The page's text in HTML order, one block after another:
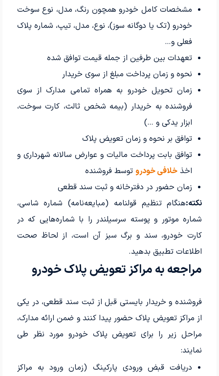
مشخصات کامل خودرو همچون رنگ، مدل، نوع سوخت
خودرو (تک یا دوگانه سوز)، نوع، مدل، تیپ، شماره پلاک
فعلی و…
تعهدات بین طرفین از جمله قیمت توافق شده
نحوه و زمان پرداخت مبلغ از سوی خریدار
زمان تحویل خودرو به همراه تمامی مدارک از سوی
فروشنده به خریدار (بیمه شخص ثالث، کارت سوخت،
ابزار یدکی و …)
توافق بر نحوه و زمان تعویض پلاک
توافق بابت پرداخت مالیات و عوارض سالانه شهرداری و
اخذ خلافی خودروتوسط فروشنده
زمان حضور در دفترخانه و ثبت سند قطعی
نکته:هنگام تنظیم قولنامه (مبایعه‌نامه) شماره شاسی،
شماره موتور و پوسته سرسیلندر را با شماره‌هایی که در
کارت خودرو، سند و برگ سبز آن است، از لحاظ صحت
اطلاعات تطبیق بدهید.
مراجعه به مراکز تعویض پلاک خودرو
فروشنده و خریدار بایستی قبل از ثبت سند قطعی، در یکی
از مراکز تعویض پلاک حضور پیدا کنند و ضمن ارائه مدارک،
مراحل زیر را برای تعویض پلاک خودرو مورد نظر طی
نمایند:
دریافت قبض ورودی پارکینگ (زمان ورود به مراکز